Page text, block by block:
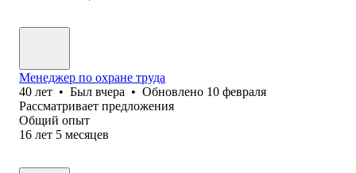
Менеджер по охране труда
40 лет • Был вчера • Обновлено 10 февраля
Рассматривает предложения
Общий опыт
16 лет 5 месяцев